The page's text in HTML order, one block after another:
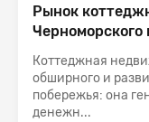
Рынок
млн руб. – это
конкуренцией
предложений
Коттеджная
обширного и
побережья: она
денежн...